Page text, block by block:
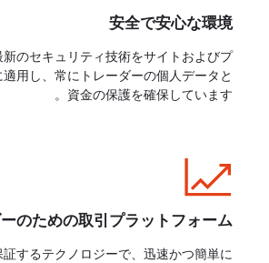
安全で安心な環境
のセキュリティ技術をサイトおよびプ
用し、常にトレーダーの個人データと
資金の保護を確保しています。
ーのための取引プラットフォーム
するテクノロジーで、迅速かつ簡単に